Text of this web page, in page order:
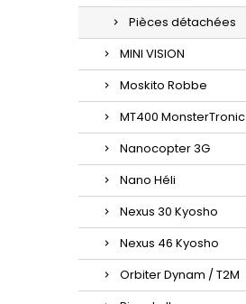
Pièces détachées
MINI VISION
Moskito Robbe
MT400 MonsterTronic
Nanocopter 3G
Nano Héli
Nexus 30 Kyosho
Nexus 46 Kyosho
Orbiter Dynam / T2M